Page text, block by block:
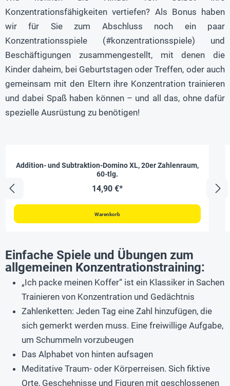
Konzentrationsfähigkeiten vertiefen? Als Bonus haben
wir für Sie zum Abschluss noch ein paar
Konzentrationsspiele (#konzentrationsspiele) und
Beschäftigungen zusammengestellt, mit denen die
Kinder daheim, bei Geburtstagen oder Treffen, oder auch
gemeinsam mit den Eltern ihre Konzentration trainieren
und dabei Spaß haben können – und all das, ohne dafür
spezielle Ausrüstung zu benötigen!
Addition- und Subtraktion-Domino XL, 20er Zahlenraum,
60-tlg.
14,90 €*
Warenkorb
Einfache Spiele und Übungen zum
allgemeinen Konzentrationstraining:
„Ich packe meinen Koffer“ ist ein Klassiker in Sachen
Trainieren von Konzentration und Gedächtnis
Zahlenketten: Jeden Tag eine Zahl hinzufügen, die
sich gemerkt werden muss. Eine freiwillige Aufgabe,
um Schummeln vorzubeugen
Das Alphabet von hinten aufsagen
Meditative Traum- oder Körperreisen. Sich fiktive
Orte, Geschehnisse und Figuren mit geschlossenen